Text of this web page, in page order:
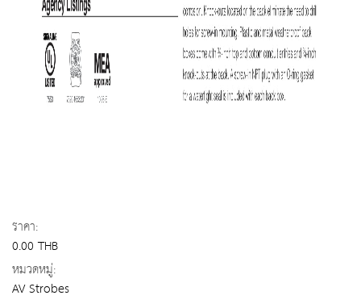
ราคา:
0.00 THB
หมวดหมู่:
AV Strobes